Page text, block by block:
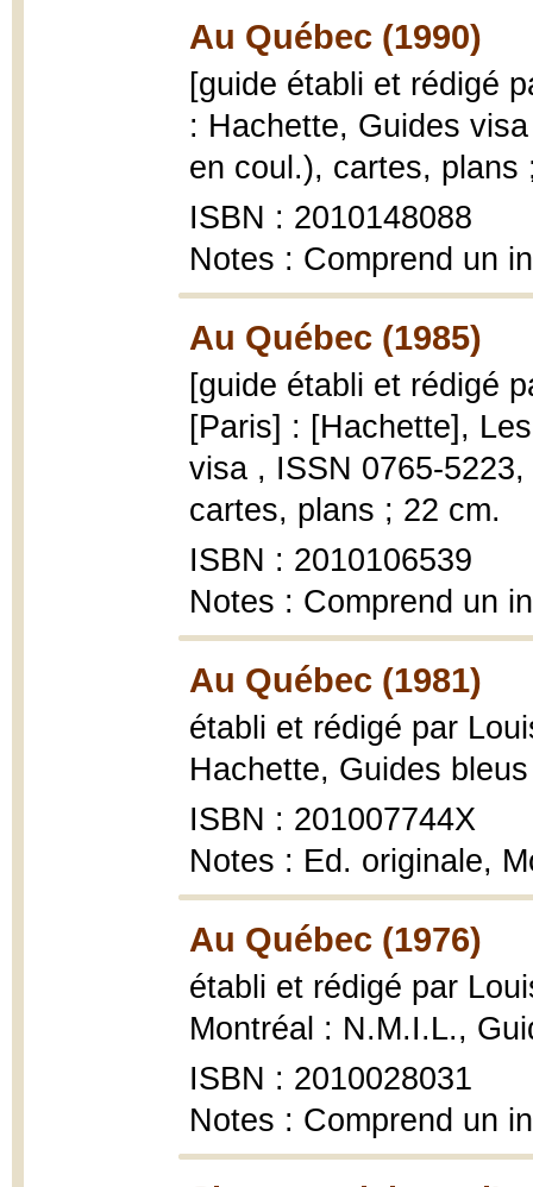
Au Québec (1990)
[guide établi et rédigé
: Hachette, Guides
en coul.), cartes, plans
ISBN : 2010148088
Notes : Comprend un
Au Québec (1985)
[guide établi et rédigé
[Paris] : [Hachette],
visa , ISSN 0765-
cartes, plans ; 22 cm.
ISBN : 2010106539
Notes : Comprend un
Au Québec (1981)
établi et rédigé par
Hachette, Guides
ISBN : 201007744X
Notes : Ed. originale,
Au Québec (1976)
établi et rédigé par
Montréal : N.M.I.L.,
ISBN : 2010028031
Notes : Comprend un